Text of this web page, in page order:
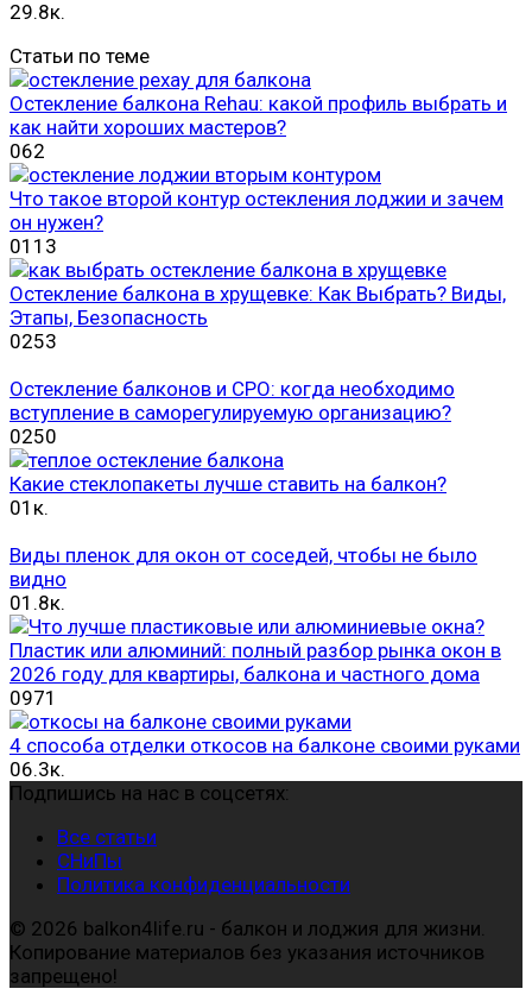
29.8к.
Статьи по теме
Остекление балкона Rehau: какой профиль выбрать и
как найти хороших мастеров?
062
Что такое второй контур остекления лоджии и зачем
он нужен?
0113
Остекление балкона в хрущевке: Как Выбрать? Виды,
Этапы, Безопасность
0253
Остекление балконов и СРО: когда необходимо
вступление в саморегулируемую организацию?
0250
Какие стеклопакеты лучше ставить на балкон?
01к.
Виды пленок для окон от соседей, чтобы не было
видно
01.8к.
Пластик или алюминий: полный разбор рынка окон в
2026 году для квартиры, балкона и частного дома
0971
4 способа отделки откосов на балконе своими руками
06.3к.
Подпишись на нас в соцсетях:
Все статьи
СНиПы
Политика конфиденциальности
© 2026 balkon4life.ru - балкон и лоджия для жизни.
Копирование материалов без указания источников
запрещено!